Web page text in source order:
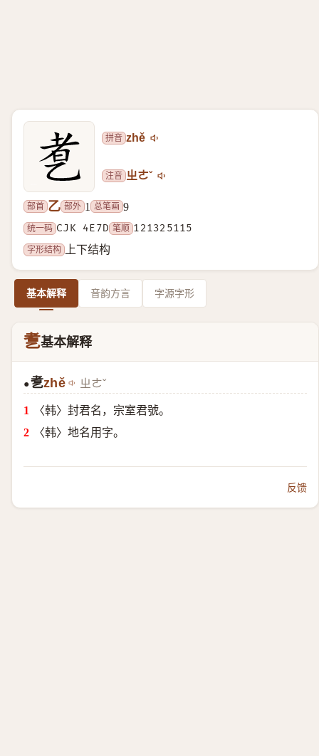
拼音 zhě
注音 ㄓㄜˇ
部首 乙 部外 1 总笔画 9
统一码 CJK 4E7D 笔顺 121325115
字形结构
上下结构
基本解释 音韵方言 字源字形
乽基本解释
●乽zhě ㄓㄜˇ
〈韩〉封君名，宗室君號。
〈韩〉地名用字。
反馈